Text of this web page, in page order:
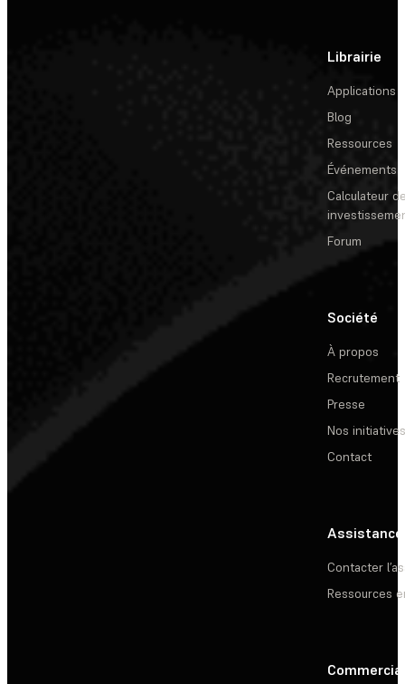
Librairie
Applications
Blog
Ressources
Événements
Calculateur
Forum
Société
À propos
Recrutement
Presse
Nos initiatives
Contact
Assistance
Contacter
Ressources
Commercial